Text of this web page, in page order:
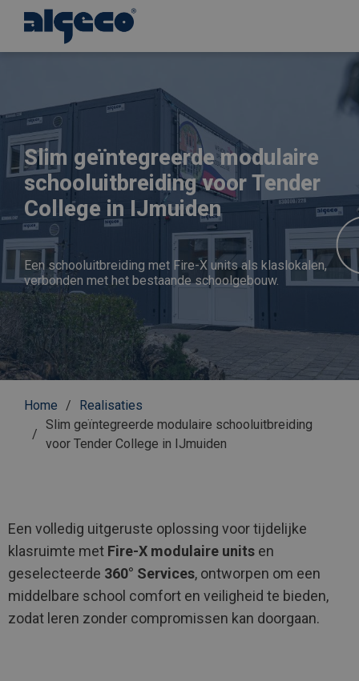
inhoud
gaan
Slim geïntegreerde modulaire
schooluitbreiding voor Tender
College in IJmuiden
Een schooluitbreiding met Fire-X units als klaslokalen,
verbonden met het bestaande schoolgebouw.
Kruimelpad
Home
Realisaties
Slim geïntegreerde modulaire schooluitbreiding
voor Tender College in IJmuiden
Een volledig uitgeruste oplossing voor tijdelijke
klasruimte met Fire-X modulaire units en
geselecteerde 360° Services, ontworpen om een
middelbare school comfort en veiligheid te bieden,
zodat leren zonder compromissen kan doorgaan.